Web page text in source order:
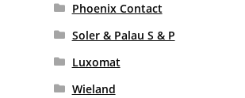
Phoenix Contact
Soler & Palau S & P
Luxomat
Wieland